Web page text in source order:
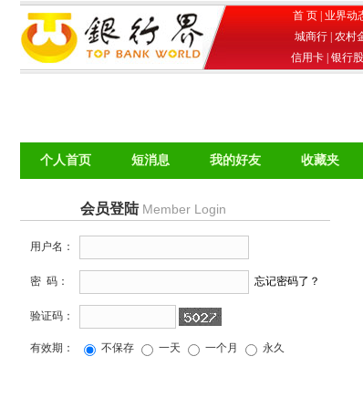
首 页 业界动
城商行| 农村
信用卡 银行
个人首页 短消息 我的好友 收藏夹
会员登陆 Member Login
用户名：
密 码： 忘记密码了？
验证码：
有效期： 不保存 一天 一个月 永久